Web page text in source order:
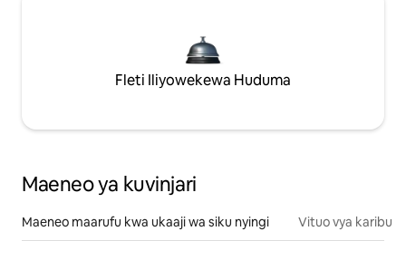
Fleti Iliyowekewa Huduma
Maeneo ya kuvinjari
Maeneo maarufu kwa ukaaji wa siku nyingi Vituo vya karibu